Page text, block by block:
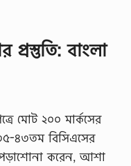
প্রস্তুতি: বাংলা
মোট ২০০ মার্কসের
৪৩তম বিসিএসের
পড়াশোনা করেন, আশা